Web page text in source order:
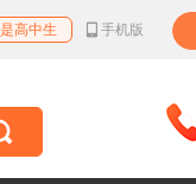
高中生 手机版